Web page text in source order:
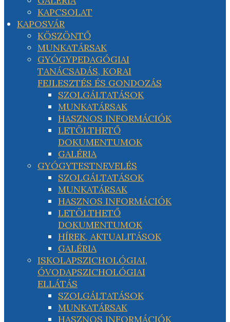
KAPCSOLAT
KAPOSVÁR
KÖSZÖNTŐ
MUNKATÁRSAK
GYÓGYPEDAGÓGIAI
TANÁCSADÁS, KORAI
FEJLESZTÉS ÉS GONDOZÁS
SZOLGÁLTATÁSOK
MUNKATÁRSAK
HASZNOS INFORMÁCIÓK
LETÖLTHETŐ
DOKUMENTUMOK
GALÉRIA
GYÓGYTESTNEVELÉS
SZOLGÁLTATÁSOK
MUNKATÁRSAK
HASZNOS INFORMÁCIÓK
LETÖLTHETŐ
DOKUMENTUMOK
HÍREK, AKTUALITÁSOK
GALÉRIA
ISKOLAPSZICHOLÓGIAI,
ÓVODAPSZICHOLÓGIAI
ELLÁTÁS
SZOLGÁLTATÁSOK
MUNKATÁRSAK
HASZNOS INFORMÁCIÓK